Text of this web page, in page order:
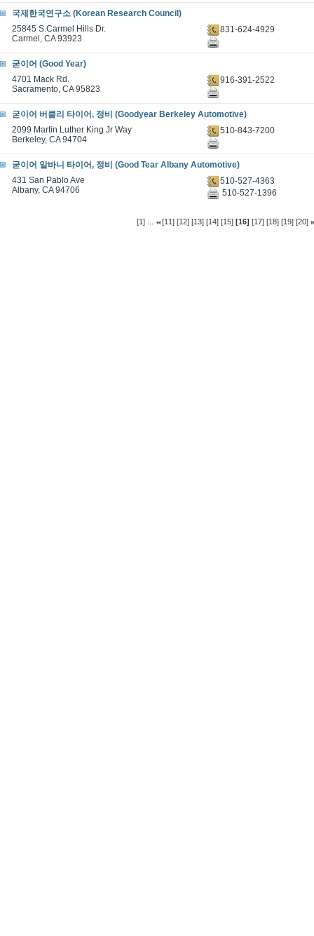
국제한국연구소 (Korean Research Council)
25845 S.Carmel Hills Dr.
Carmel, CA 93923
831-624-4929
굳이어 (Good Year)
4701 Mack Rd.
Sacramento, CA 95823
916-391-2522
굳이어 버클리 타이어, 정비 (Goodyear Berkeley Automotive)
2099 Martin Luther King Jr Way
Berkeley, CA 94704
510-843-7200
굳이어 알바니 타이어, 정비 (Good Tear Albany Automotive)
431 San Pablo Ave
Albany, CA 94706
510-527-4363
510-527-1396
[1] ... [11] [12] [13] [14] [15] [16] [17] [18] [19] [20]